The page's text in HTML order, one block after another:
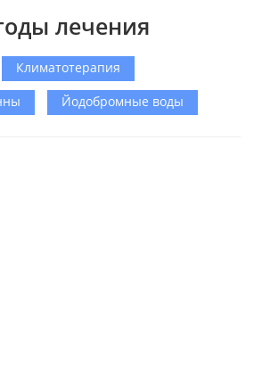
лечения
Климатотерапия
Йодобромные воды